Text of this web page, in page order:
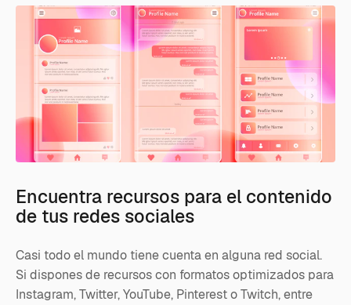
Encuentra recursos para el contenido
de tus redes sociales
Casi todo el mundo tiene cuenta en alguna red social.
Si dispones de recursos con formatos optimizados para
Instagram, Twitter, YouTube, Pinterest o Twitch, entre